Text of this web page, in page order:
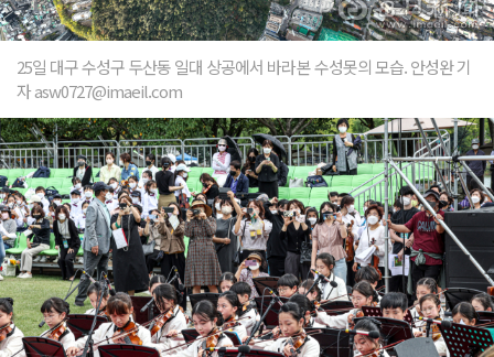
25일 대구 수성구 두산동 일대 상공에서 바라본 수성못의 모습. 안성완 기
자 asw0727@imaeil.com